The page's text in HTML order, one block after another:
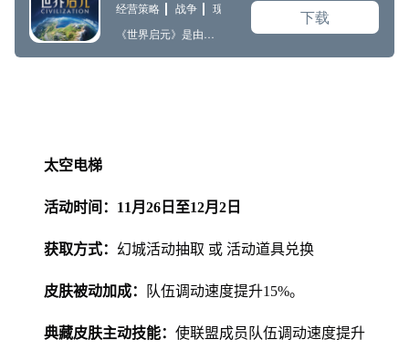
太空电梯
活动时间：11月26日至12月2日
获取方式： 幻城活动抽取 或 活动道具兑换
皮肤被动加成： 队伍调动速度提升15%。
典藏皮肤主动技能： 使联盟成员队伍调动速度提升